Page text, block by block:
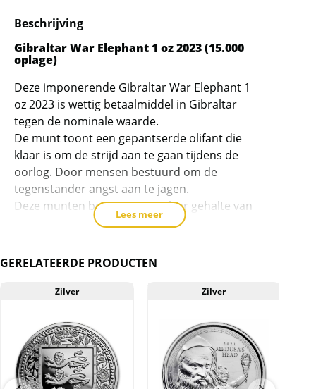
de
wachtlijst
voor
product
toe
te
voegen
Beschrijving
Gibraltar War Elephant 1 oz 2023 (15.000
oplage)
Deze imponerende Gibraltar War Elephant 1
oz 2023 is wettig betaalmiddel in Gibraltar
tegen de nominale waarde.
De munt toont een gepantserde olifant die
klaar is om de strijd aan te gaan tijdens de
oorlog. Door mensen bestuurd om de
tegenstander angst aan te jagen.
Deze munten bevatten een zilver gehalte van
Elke munt wordt geleverd in een plastic
capsule.
De munten worden uit voorraad geleverd, en
komen daarmee niet rechtstreeks van de
producent af. De munten kunnen soms
krassen, aanslag en/of melkvlekken bevatten.
Lees meer
GERELATEERDE PRODUCTEN
Zilver Zilver